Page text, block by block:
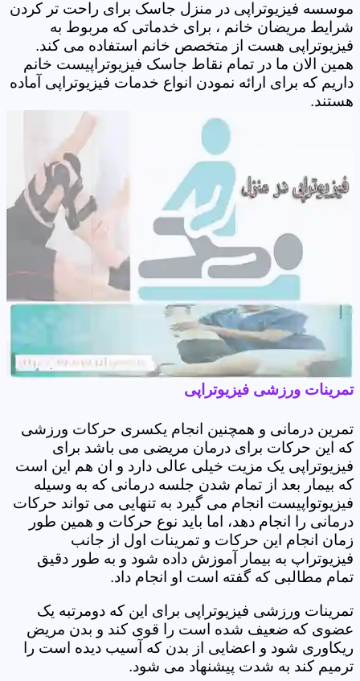
موسسه فیزیوتراپی در منزل جاسک برای راحت تر کردن
شرایط مریضان خانم ، برای خدماتی که مربوط به
فیزیوتراپی هست از متخصص خانم استفاده می کند.
همین الان ما در تمام نقاط جاسک فیزیوتراپیست خانم
داریم که برای ارائه نمودن انواع خدمات فیزیوتراپی آماده
هستند.
تمرینات ورزشی فیزیوتراپی
تمرین درمانی و همچنین انجام یکسری حرکات ورزشی
که این حرکات برای درمان مریضی می باشد برای
فیزیوتراپی یک مزیت خیلی عالی دارد و ان هم این است
که بیمار بعد از تمام شدن جلسه درمانی که به وسیله
فیزیوتواپیست انجام می گیرد به تنهایی می تواند حرکات
درمانی را انجام دهد، اما باید نوع حرکات و همین طور
زمان انجام این حرکات و تمرینات اول از جانب
فیزیوتراپ به بیمار آموزش داده شود و به طور دقیق
تمام مطالبی که گفته است او انجام داد.
تمرینات ورزشی فیزیوتراپی برای این که دومرتبه یک
عضوی که ضعیف شده است را قوی کند و بدن مریض
ریکاوری شود و اعضایی از بدن که آسیب دیده است را
ترمیم کند به شدت پیشنهاد می شود.